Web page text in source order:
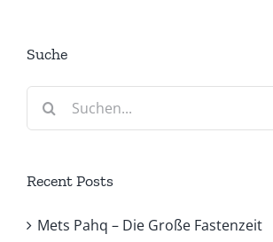
Suche
Suche
nach:
Recent Posts
Mets Pahq – Die Große Fastenzeit